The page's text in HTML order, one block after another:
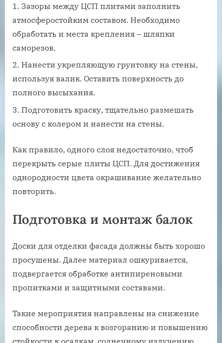
Зазоры между ЦСП плитами заполнить
атмосферостойким составом. Необходимо
обработать и места крепления – шляпки
саморезов.
Нанести укрепляющую грунтовку на стены,
используя валик. Оставить поверхность до
полного высыхания.
Подготовить краску, тщательно размешать
основу с колером и нанести на стены.
Как правило, одного слоя недостаточно, чтоб
перекрыть серые плиты ЦСП. Для достижения
однородности цвета окрашивание желательно
повторить.
Подготовка и монтаж балок
Доски для отделки фасада должны быть хорошо
просушены. Далее материал ошкуривается,
подвергается обработке антипиреновыми
пропитками и защитными составами.
Такие мероприятия направлены на снижение
способности дерева к возгоранию и повышению